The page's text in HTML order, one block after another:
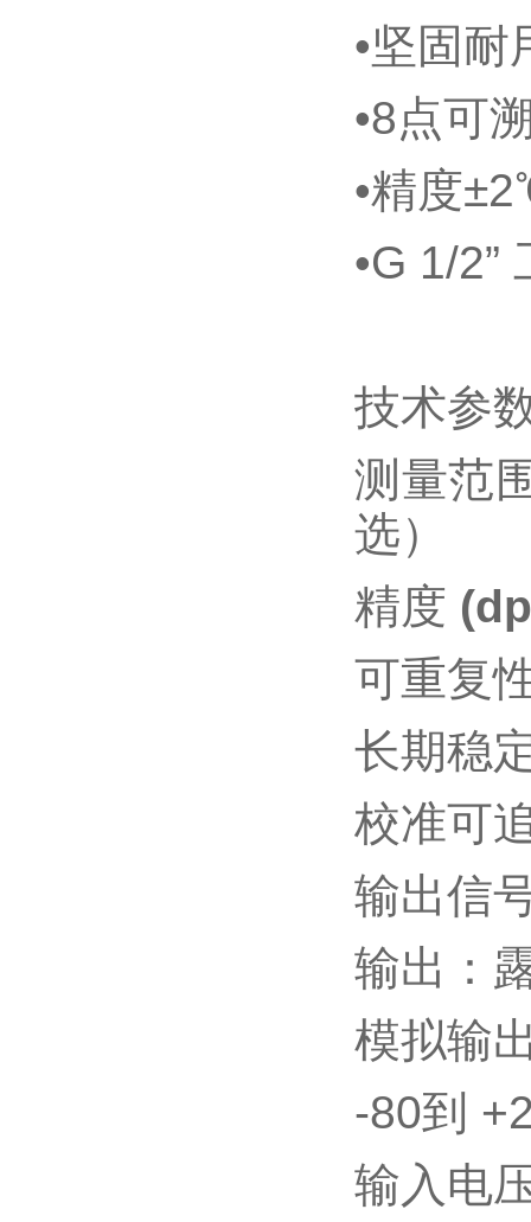
•坚固耐
•8点可
•精度
•G 1/2”
技术参
测量范
选）
精度
可重复
长期稳
校准可
输出信
输出：
模拟输
-80到
输入电